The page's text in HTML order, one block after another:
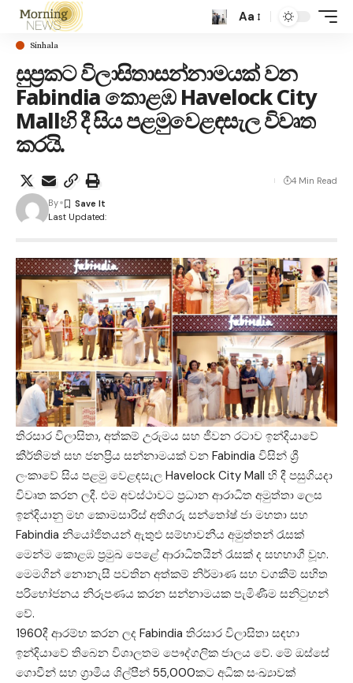
Aa
Sinhala
සුප්‍රකට විලාසිතාසන්නාමයක් වන
Fabindia කොළඹ Havelock City
Mallහි දී සිය පළමුවෙළඳසැල විවෘත
කරයි.
Last Updated:
By
4 Min Read
තිරසාර විලාසිතා, අත්කම් උරුමය සහ ජීවන රටාව ඉන්දියාවේ
කීර්තිමත් සහ ජනප්‍රිය සන්නාමයක් වන Fabindia විසින් ශ්‍රී
ලංකාවේ සිය පළමු වෙළඳසැල Havelock City Mall හි දී පසුගියදා
විවෘත කරන ලදී. එම අවස්ථාවට ප්‍රධාන ආරාධිත අමුත්තා ලෙස
ඉන්දියානු මහ කොමසාරිස් අතිගරු සන්තෝෂ් ජා මහතා සහ
Fabindia නියෝජිතයන් ඇතුළු සම්භාවනීය අමුත්තන් රැසක්
මෙන්ම කොළඹ ප්‍රමුඛ පෙළේ ආරාධිතයින් රැසක් ද සහභාගී වූහ.
මෙමගින් නොනැසී පවතින අත්කම් නිර්මාණ සහ වගකීම් සහිත
පරිභෝජනය නිරූපණය කරන සන්නාමයක පැමිණීම සනිටුහන්
වේ.
1960දී ආරම්භ කරන ලද Fabindia තිරසාර විලාසිතා සඳහා
ඉන්දියාවේ තිබෙන විශාලතම පෞද්ගලික ජාලය වේ. මේ ඔස්සේ
ගොවීන් සහ ග්‍රාමීය ශිල්පීන් 55,000කට අධික සංඛ්‍යාවක්